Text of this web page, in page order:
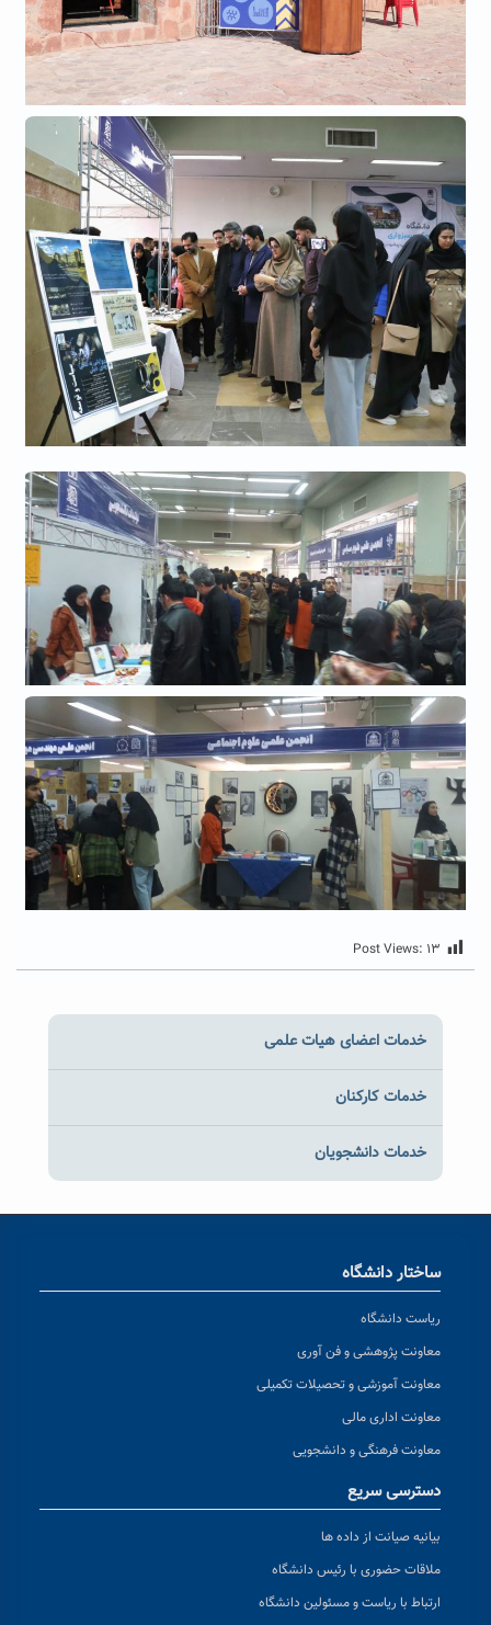
Post Views: ۱۳
خدمات اعضای هیات علمی
خدمات کارکنان
خدمات دانشجویان
ساختار دانشگاه
ریاست دانشگاه
معاونت پژوهشی و فن آوری
معاونت آموزشی و تحصیلات تکمیلی
معاونت اداری مالی
معاونت فرهنگی و دانشجویی
دسترسی سریع
بیانیه صیانت از داده ها
ملاقات حضوری با رئیس دانشگاه
ارتباط با ریاست و مسئولین دانشگاه